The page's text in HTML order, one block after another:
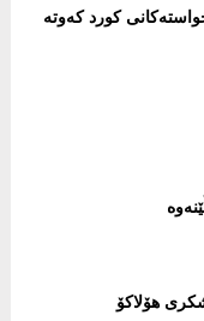
کورد کەوتە
هۆلاکۆ